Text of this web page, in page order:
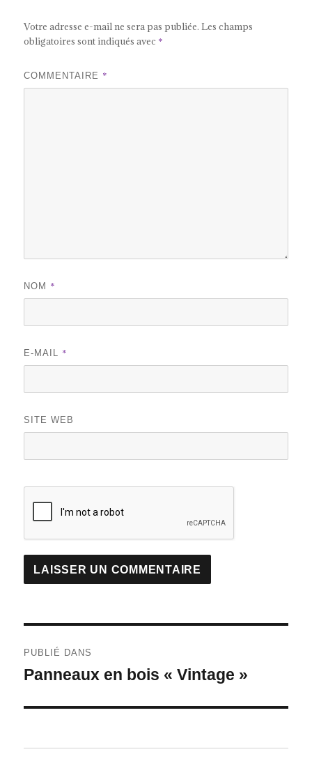
Votre adresse e-mail ne sera pas publiée. Les champs
obligatoires sont indiqués avec *
COMMENTAIRE *
NOM *
E-MAIL *
SITE WEB
de
PUBLIÉ DANS
Panneaux en bois « Vintage »